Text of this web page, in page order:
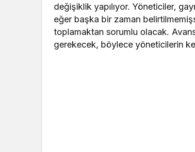
değişiklik yapılıyor. Yöneticiler,
eğer başka bir zaman
toplamaktan sorumlu olacak.
gerekecek, böylece yöneticilerin